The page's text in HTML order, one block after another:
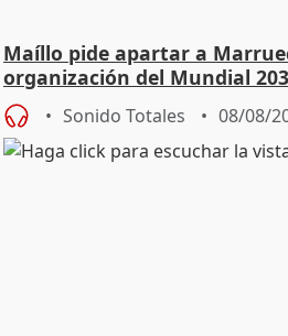
Maíllo pide apartar a
organización del Mundial
Sonido Totales 08/08/